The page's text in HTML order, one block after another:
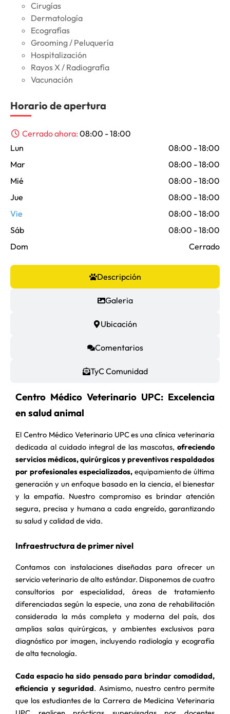
Descripción
Galeria
Ubicación
Comentarios
TyC Comunidad
Centro Médico Veterinario UPC: Excelencia
en salud animal
El Centro Médico Veterinario UPC es una clínica veterinaria
dedicada al cuidado integral de las mascotas, ofreciendo
servicios médicos, quirúrgicos y preventivos respaldados
por profesionales especializados, equipamiento de última
generación y un enfoque basado en la ciencia, el bienestar
y la empatía. Nuestro compromiso es brindar atención
segura, precisa y humana a cada engreído, garantizando
su salud y calidad de vida.
Infraestructura de primer nivel
Contamos con instalaciones diseñadas para ofrecer un
servicio veterinario de alto estándar. Disponemos de cuatro
consultorios por especialidad, áreas de tratamiento
diferenciadas según la especie, una zona de rehabilitación
considerada la más completa y moderna del país, dos
amplias salas quirúrgicas, y ambientes exclusivos para
diagnóstico por imagen, incluyendo radiología y ecografía
de alta tecnología.
Cada espacio ha sido pensado para brindar comodidad,
eficiencia y seguridad. Asimismo, nuestro centro permite
que los estudiantes de la Carrera de Medicina Veterinaria
Cirugías
Dermatología
Ecografías
Grooming / Peluquería
Hospitalización
Rayos X / Radiografía
Vacunación
Horario de apertura
Cerrado ahora: 08:00 - 18:00
Lun
08:00 - 18:00
Mar
08:00 - 18:00
Mié
08:00 - 18:00
Jue
08:00 - 18:00
Vie
08:00 - 18:00
Sáb
08:00 - 18:00
Dom
Cerrado